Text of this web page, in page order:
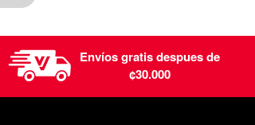
Envíos gratis despues de
¢30.000